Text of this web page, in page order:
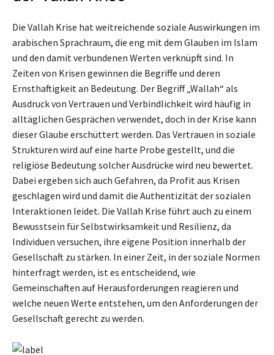
Die Vallah Krise hat weitreichende soziale Auswirkungen im
arabischen Sprachraum, die eng mit dem Glauben im Islam
und den damit verbundenen Werten verknüpft sind. In
Zeiten von Krisen gewinnen die Begriffe und deren
Ernsthaftigkeit an Bedeutung. Der Begriff „Wallah“ als
Ausdruck von Vertrauen und Verbindlichkeit wird häufig in
alltäglichen Gesprächen verwendet, doch in der Krise kann
dieser Glaube erschüttert werden. Das Vertrauen in soziale
Strukturen wird auf eine harte Probe gestellt, und die
religiöse Bedeutung solcher Ausdrücke wird neu bewertet.
Dabei ergeben sich auch Gefahren, da Profit aus Krisen
geschlagen wird und damit die Authentizität der sozialen
Interaktionen leidet. Die Vallah Krise führt auch zu einem
Bewusstsein für Selbstwirksamkeit und Resilienz, da
Individuen versuchen, ihre eigene Position innerhalb der
Gesellschaft zu stärken. In einer Zeit, in der soziale Normen
hinterfragt werden, ist es entscheidend, wie
Gemeinschaften auf Herausforderungen reagieren und
welche neuen Werte entstehen, um den Anforderungen der
Gesellschaft gerecht zu werden.